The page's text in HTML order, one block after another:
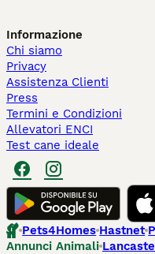
Informazione
Chi siamo
Privacy
Assistenza Clienti
Press
Termini e Condizioni
Allevatori ENCI
Test cane ideale
Pets4Homes Hastnet
Annunci Animali